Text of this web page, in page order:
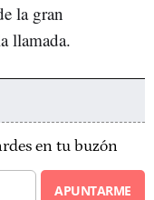
la gran
llamada.
en tu buzón
APUNTARME